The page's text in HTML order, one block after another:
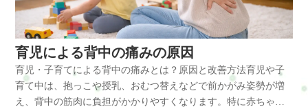
容の確認に進んでください。
少し高くする・短時間でも座って休む時間を確保するおすすめ
のセルフケアは、胸の前を開くストレッチと肩甲骨まわりを動
かす運動です。小胸筋が硬くなると巻き肩が強まり、首への負
担が増えるため、胸を広げる意識はとても重要です。また、首
だけを無理に回すよりも、肩をすくめて下ろす動作や、肩甲骨
をゆっくり寄せる動作のほうが負担を減らしやすいこともあり
ます。育児中は完璧なセルフケアよりも、1回1分でも続けられ
し工夫することが大切です。・抱っこは左右を交互に使う・授
乳時はクッションを使う・スマホを見る位置を少し高くする・
肩甲骨を軽く動かす体操を行う・胸の前を伸ばすストレッチ・
短時間でも体を休める首だけを強く回すストレッチは逆に負担
になることもあるため、肩甲骨や胸まわりを動かすセルフケア
がおすすめです。胸を開くストレッチや肩甲骨を動かす運動
は、首の負担を減らすセルフケアとして効果的です。整体で出
が硬くなると血流が低下し、疲労物質が溜まりやすくなりま
す。その結果、肩の重だるさや痛みだけでなく、首こりや頭痛
につながることもあります。さらに、小胸筋の緊張によって肩
が前に出る巻き肩姿勢になると、胸郭出口付近が圧迫され、肩
や腕のだるさ、手のしびれを感じる場合もあります。肩こりは
肩だけの問題ではなく、首や背中、姿勢全体のバランスの崩れ
と、腰椎周囲の筋肉が緊張しやすくなります。特に育児では
「急に抱き上げる」「片側で抱っこする」などの動作が多く、
腰のバランスが崩れやすくなります。主な原因育児中の腰痛に
は、次のような原因が関係しています。・抱っこを長時間続け
る・おむつ替えで前かがみになる・子どもを急に持ち上げる・
床での遊びが多い・片側抱っこが続く・睡眠不足による筋肉疲
労・産後の骨盤バランスの変化特に腰痛と関係する筋肉には、
育児による背中の痛みの原因
育児・子育てによる背中の痛みとは？原因と改善方法育児や子
育て中は、抱っこや授乳、おむつ替えなどで前かがみ姿勢が増
え、背中の筋肉に負担がかかりやすくなります。特に赤ちゃん